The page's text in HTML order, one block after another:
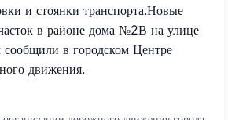
и стоянки транспорта.Новые
в районе дома №2В на улице
в городском Центре
движения.